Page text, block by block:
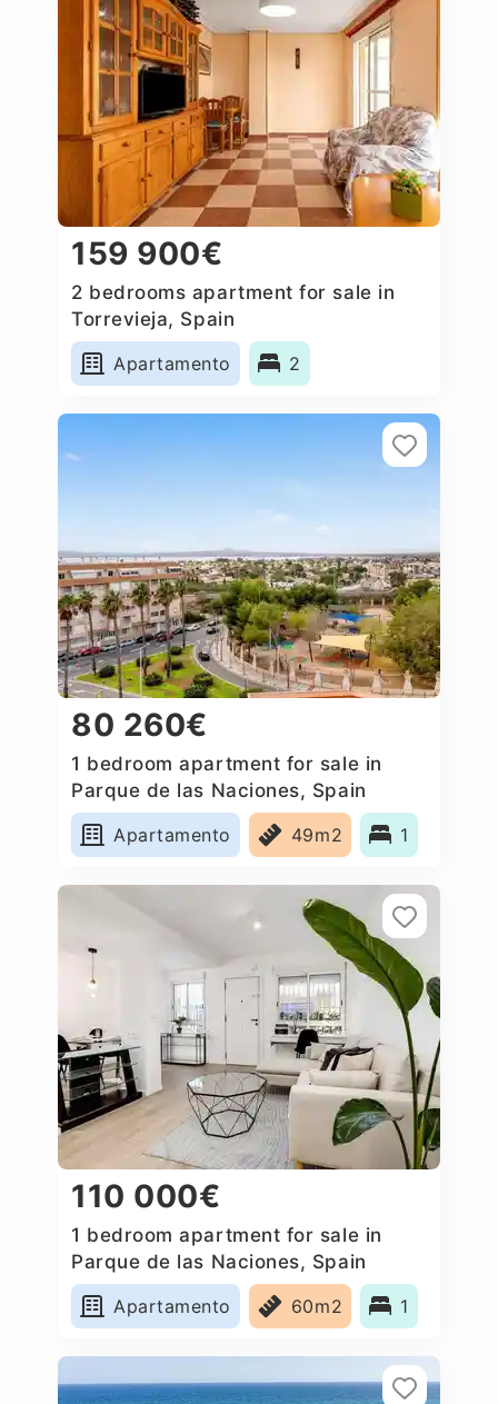
159 900€
2 bedrooms apartment for sale in
Torrevieja, Spain
Apartamento
2
80 260€
1 bedroom apartment for sale in
Parque de las Naciones, Spain
Apartamento
49m2 1
110 000€
1 bedroom apartment for sale in
Parque de las Naciones, Spain
Apartamento
60m2 1